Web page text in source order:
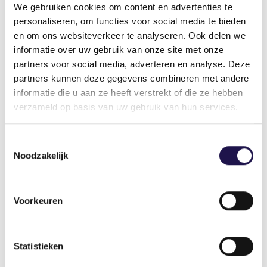
We gebruiken cookies om content en advertenties te
personaliseren, om functies voor social media te bieden
en om ons websiteverkeer te analyseren. Ook delen we
informatie over uw gebruik van onze site met onze
partners voor social media, adverteren en analyse. Deze
partners kunnen deze gegevens combineren met andere
informatie die u aan ze heeft verstrekt of die ze hebben
verzameld op basis van uw gebruik van hun services.
Noodzakelijk
Voorkeuren
Statistieken
Deel dit artikel